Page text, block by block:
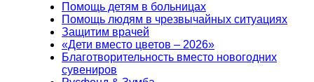
Помощь детям в больницах
Помощь людям в чрезвычайных ситуациях
Защитим врачей
«Дети вместо цветов – 2026»
Благотворительность вместо новогодних
сувениров